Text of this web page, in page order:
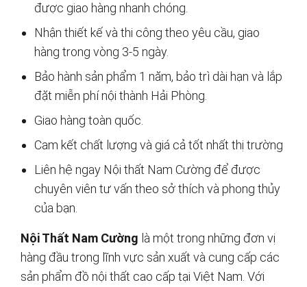
được giao hàng nhanh chóng.
Nhận thiết kế và thi công theo yêu cầu, giao
hàng trong vòng 3-5 ngày.
Bảo hành sản phẩm 1 năm, bảo trì dài hạn và lắp
đặt miễn phí nội thành Hải Phòng.
Giao hàng toàn quốc.
Cam kết chất lượng và giá cả tốt nhất thị trường
Liên hệ ngay Nội thất Nam Cường để được
chuyên viên tư vấn theo sở thích và phong thủy
của bạn.
Nội Thất Nam Cường là một trong những đơn vị
hàng đầu trong lĩnh vực sản xuất và cung cấp các
sản phẩm đồ nội thất cao cấp tại Việt Nam. Với